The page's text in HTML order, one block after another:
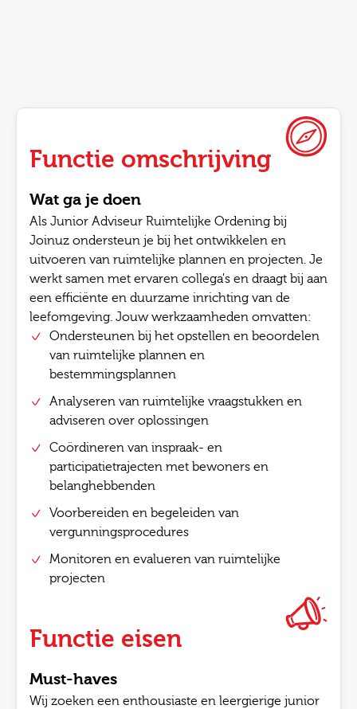
Functie omschrijving
Wat ga je doen
Als Junior Adviseur Ruimtelijke Ordening bij
Joinuz ondersteun je bij het ontwikkelen en
uitvoeren van ruimtelijke plannen en projecten. Je
werkt samen met ervaren collega's en draagt bij aan
een efficiënte en duurzame inrichting van de
leefomgeving. Jouw werkzaamheden omvatten:
Ondersteunen bij het opstellen en beoordelen
van ruimtelijke plannen en
bestemmingsplannen
Analyseren van ruimtelijke vraagstukken en
adviseren over oplossingen
Coördineren van inspraak- en
participatietrajecten met bewoners en
belanghebbenden
Voorbereiden en begeleiden van
vergunningsprocedures
Monitoren en evalueren van ruimtelijke
projecten
Functie eisen
Must-haves
Wij zoeken een enthousiaste en leergierige junior